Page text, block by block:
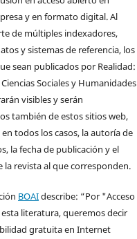
y en formato digital. Al
de múltiples indexadores,
y sistemas de referencia, los
sean publicados por Realidad:
Sociales y Humanidades
visibles y serán
también de estos sitios web,
todos los casos, la autoría de
la fecha de publicación y el
la revista al que corresponden.
BOAIdescribe: “Por "Acceso
literatura, queremos decir
gratuita en Internet